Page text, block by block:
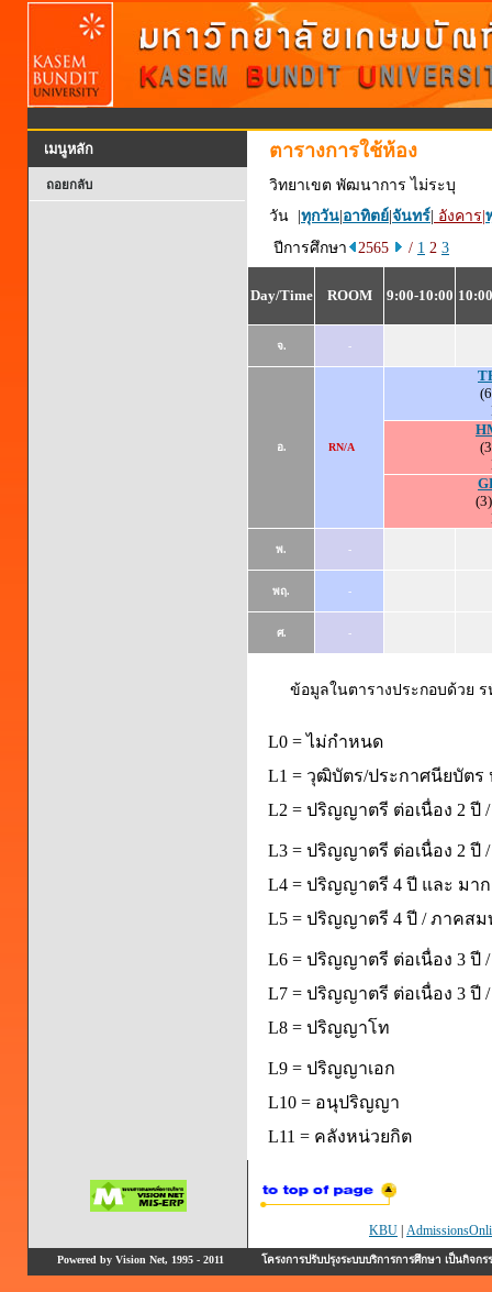
เมนูหลัก
ถอยกลับ
ตารางการใช้ห้อง
วิทยาเขต พัฒนาการ ไม่ระบุ
วัน | ทุกวัน อาทิตย์ จันทร์ อังคาร
ปีการศึกษา
2565 / 1 2 3
Day/Time ROOM 9:00-10:00
จ. -
อ. RN/A
พ. -
พฤ. -
ศ. -
ข้อมูลในตารางประกอบด้วย
L0 = ไม่กำหนด
L1 = วุฒิบัตร/ประกาศนียบัตร
L2 = ปริญญาตรี ต่อเนื่อง 2 ปี
L3 = ปริญญาตรี ต่อเนื่อง 2 ปี
L4 = ปริญญาตรี 4 ปี และ มา
L5 = ปริญญาตรี 4 ปี / ภาคส
L6 = ปริญญาตรี ต่อเนื่อง 3 ปี
L7 = ปริญญาตรี ต่อเนื่อง 3 ปี
L8 = ปริญญาโท
L9 = ปริญญาเอก
L10 = อนุปริญญา
L11 = คลังหน่วยกิต
KBU
Powered by Vision Net, 1995 - 2011 โครงการปรับปรุงระบบบริการการศึกษา เป็นกิ